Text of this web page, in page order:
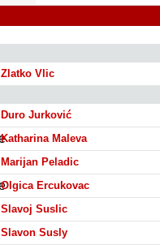
Zlatko Vlic
Duro Jurković
Katharina Maleva
Marijan Peladic
Olgica Ercukovac
Slavoj Suslic
Slavon Susly